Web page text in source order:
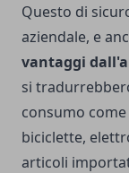
Questo di
aziendale, e
vantaggi
si
consumo
biciclette,
articoli